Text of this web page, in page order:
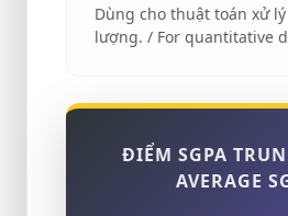
Dùng cho thuật toán xử
lượng. / For quantitative
ĐIỂM SGPA
AVERAGE